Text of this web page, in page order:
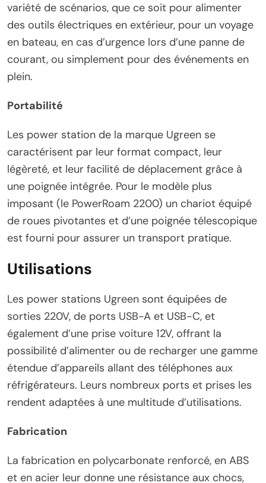
variété de scénarios, que ce soit pour alimenter
des outils électriques en extérieur, pour un voyage
en bateau, en cas d’urgence lors d’une panne de
courant, ou simplement pour des événements en
plein.
Portabilité
Les power station de la marque Ugreen se
caractérisent par leur format compact, leur
légèreté, et leur facilité de déplacement grâce à
une poignée intégrée. Pour le modèle plus
imposant (le PowerRoam 2200) un chariot équipé
de roues pivotantes et d’une poignée télescopique
est fourni pour assurer un transport pratique.
Utilisations
Les power stations Ugreen sont équipées de
sorties 220V, de ports USB-A et USB-C, et
également d’une prise voiture 12V, offrant la
possibilité d’alimenter ou de recharger une gamme
étendue d’appareils allant des téléphones aux
réfrigérateurs. Leurs nombreux ports et prises les
rendent adaptées à une multitude d’utilisations.
Fabrication
La fabrication en polycarbonate renforcé, en ABS
et en acier leur donne une résistance aux chocs,